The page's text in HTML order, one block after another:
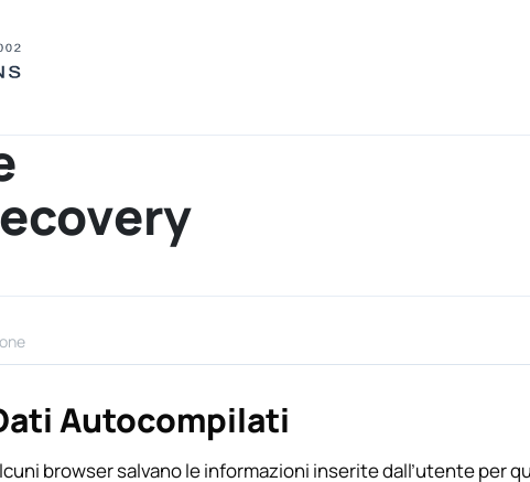
Autocompilati
browser salvano le informazioni inserite dall’utente per